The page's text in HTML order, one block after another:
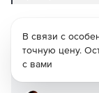
В связи с
точную цену.
с вами